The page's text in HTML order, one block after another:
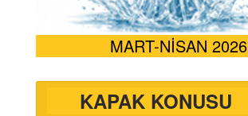
MART-NİSAN 2026
KAPAK KONUSU